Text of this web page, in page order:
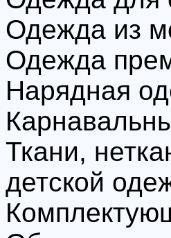
Одежда из
Одежда
Нарядная
Ткани,
детской